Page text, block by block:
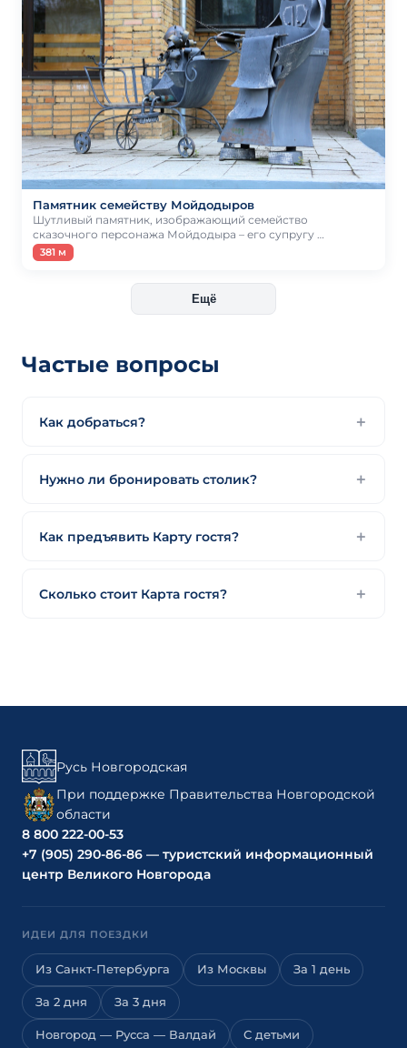
Памятник семейству Мойдодыров
Шутливый памятник, изображающий семейство
сказочного персонажа Мойдодыра – его супругу …
381 м
Ещё
Частые вопросы
Как добраться?
Нужно ли бронировать столик?
Как предъявить Карту гостя?
Сколько стоит Карта гостя?
Русь Новгородская
При поддержке Правительства Новгородской
области
8 800 222-00-53
+7 (905) 290-86-86 — туристский информационный
центр Великого Новгорода
ИДЕИ ДЛЯ ПОЕЗДКИ
Из Санкт-Петербурга Из Москвы За 1 день
За 2 дня За 3 дня
Новгород — Русса — Валдай С детьми